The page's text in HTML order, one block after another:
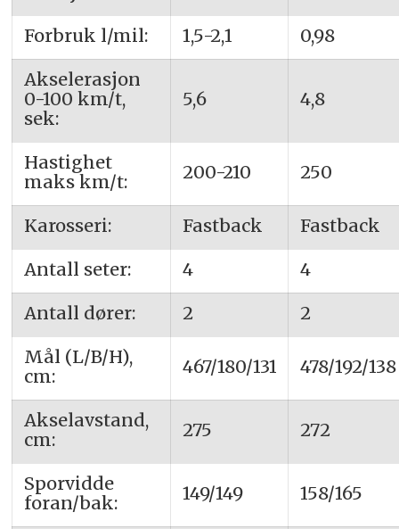
Forbruk l/mil:
1,5-2,1
0,98
Akselerasjon
0-100 km/t,
sek:
5,6 4,8
Hastighet
maks km/t:
200-210 250
Karosseri: Fastback
Fastback
Antall seter:
4
4
Antall dører:
2
2
Mål (L/B/H),
cm:
467/180/131 478/192/138
Akselavstand,
cm:
275 272
Sporvidde
foran/bak:
149/149 158/165